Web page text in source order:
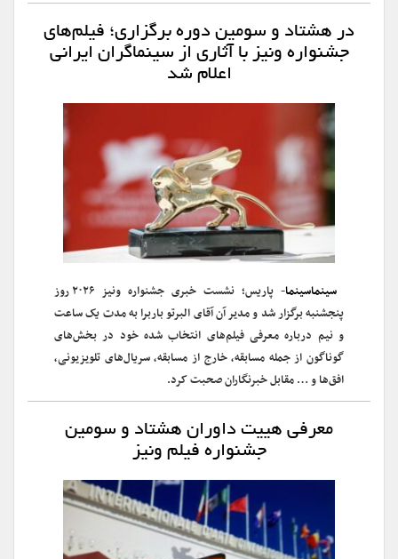
در هشتاد و سومین دوره برگزاری؛ فیلم‌های
جشنواره ونیز با آثاری از سینماگران ایرانی
اعلام شد
سینماسینما
- پاریس؛ نشست خبری جشنواره ونیز ۲۰۲۶ روز
پنجشنبه برگزار شد و مدیر آن آقای البرتو باربرا به مدت یک ساعت
و نیم درباره معرفی فیلم‌های انتخاب شده خود در بخش‌های
گوناگون‌ از جمله مسابقه، خارج از مسابقه، سریال‌های تلویزیونی،
افق‌ها و … مقابل خبرنگاران صحبت کرد.
معرفی هییت داوران هشتاد و سومین
جشنواره فیلم ونیز